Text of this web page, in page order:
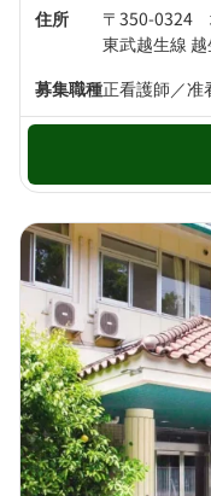
住所
〒350-0324
東武越生線
募集職種正看護師／准